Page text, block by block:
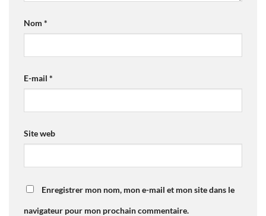
Nom *
E-mail *
Site web
Enregistrer mon nom, mon e-mail et mon site dans le
navigateur pour mon prochain commentaire.